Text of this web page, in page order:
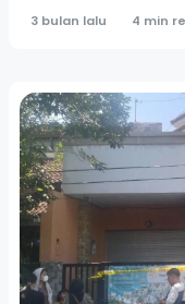
3 bulan lalu 4 min